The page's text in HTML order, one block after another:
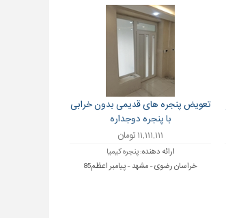
تعویض پنجره های قدیمی بدون خرابی
با پنجره دوجداره
۱۱,۱۱۱,۱۱۱ تومان
ارائه دهنده:پنجره کیمیا
خراسان رضوی - مشهد - پیامبر اعظم85